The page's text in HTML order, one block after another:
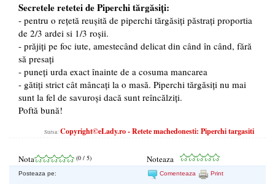
Secretele retetei dePiperchi tărgăsiți:
- pentru o rețetă reușită de piperchi tărgăsiți păstrați proportia
de 2/3 ardei si 1/3 roșii.
- prăjiți pe foc iute, amestecând delicat din când în când, fără
să presați
- puneți urda exact înainte de a cosuma mancarea
- gătiți strict cât mâncați la o masă. Piperchi tărgăsiți nu mai
sunt la fel de savuroși dacă sunt reîncălziți.
Poftă bună!
Sursa: Copyright©eLady.ro - Retete machedonesti: Piperchi targasiti
Nota (0 / 5) Noteaza
Posteaza pe: Comenteaza Print